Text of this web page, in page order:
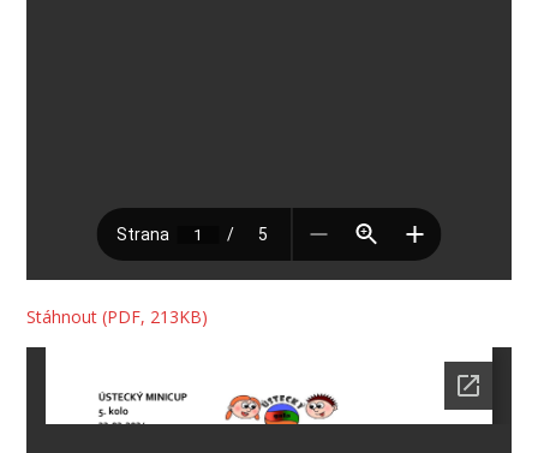
Stáhnout (PDF, 213KB)